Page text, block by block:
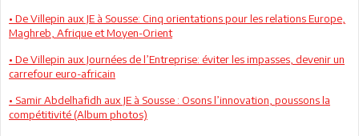
• De Villepin aux JE à Sousse: Cinq orientations pour les relations Europe,
Maghreb, Afrique et Moyen-Orient
• De Villepin aux Journées de l’Entreprise: éviter les impasses, devenir un
carrefour euro-africain
• Samir Abdelhafidh aux JE à Sousse : Osons l’innovation, poussons la
compétitivité (Album photos)